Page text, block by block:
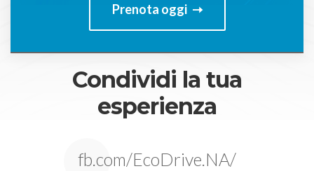
Prenota oggi
Condividi la tua
esperienza
fb.com/EcoDrive.NA/